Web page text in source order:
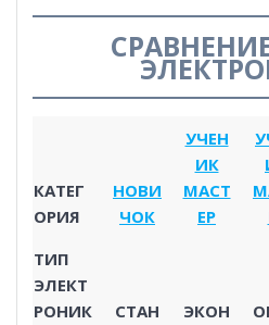
КАТЕГ
ОРИЯ
НОВИ
ЧОК
УЧЕН
ИК
МАСТ
ЕР
ТИП
ЭЛЕКТ
РОНИК
СТАН
ЭКОН